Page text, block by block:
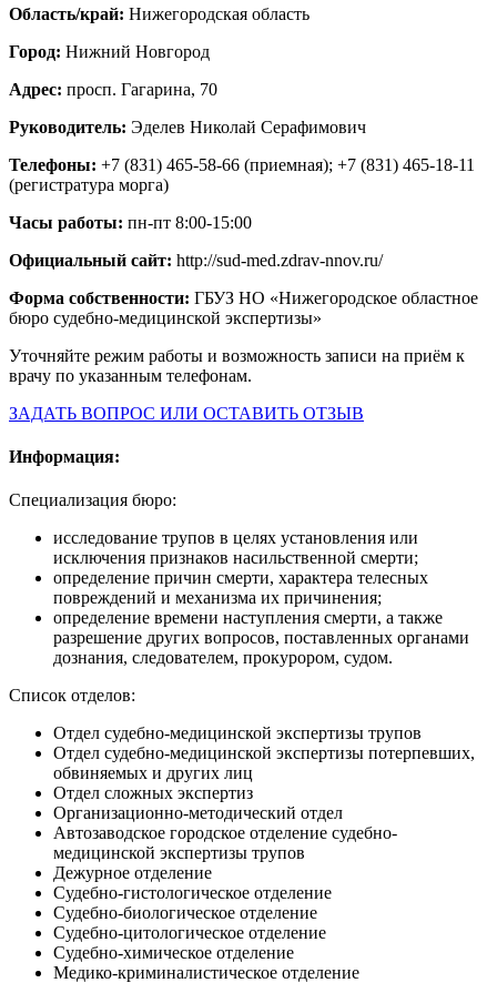
Область/край: Нижегородская область
Город: Нижний Новгород
Адрес: просп. Гагарина, 70
Руководитель: Эделев Николай Серафимович
Телефоны: +7 (831) 465-58-66 (приемная); +7 (831) 465-18-11
(регистратура морга)
Часы работы: пн-пт 8:00-15:00
Официальный сайт: http://sud-med.zdrav-nnov.ru/
Форма собственности: ГБУЗ НО «Нижегородское областное
бюро судебно-медицинской экспертизы»
Уточняйте режим работы и возможность записи на приём к
врачу по указанным телефонам.
ЗАДАТЬ ВОПРОС ИЛИ ОСТАВИТЬ ОТЗЫВ
Информация:
Специализация бюро:
исследование трупов в целях установления или
исключения признаков насильственной смерти;
определение причин смерти, характера телесных
повреждений и механизма их причинения;
определение времени наступления смерти, а также
разрешение других вопросов, поставленных органами
дознания, следователем, прокурором, судом.
Список отделов:
Отдел судебно-медицинской экспертизы трупов
Отдел судебно-медицинской экспертизы потерпевших,
обвиняемых и других лиц
Отдел сложных экспертиз
Организационно-методический отдел
Автозаводское городское отделение судебно-
медицинской экспертизы трупов
Дежурное отделение
Судебно-гистологическое отделение
Судебно-биологическое отделение
Судебно-цитологическое отделение
Судебно-химическое отделение
Медико-криминалистическое отделение